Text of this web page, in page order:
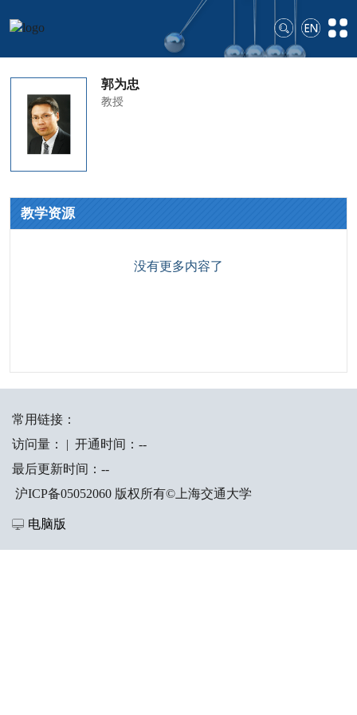
郭为忠
教授
教学资源
没有更多内容了
常用链接：
访问量：
| 开通时间： --
最后更新时间： --
沪ICP备05052060 版权所有©上海交通大学
电脑版